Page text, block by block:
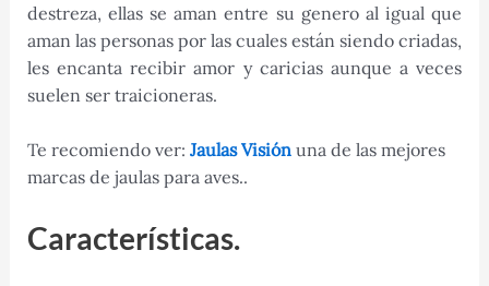
destreza, ellas se aman entre su genero al igual que
aman las personas por las cuales están siendo criadas,
les encanta recibir amor y caricias aunque a veces
suelen ser traicioneras.
Te recomiendo ver: Jaulas Visiónuna de las mejores
marcas de jaulas para aves..
Características.